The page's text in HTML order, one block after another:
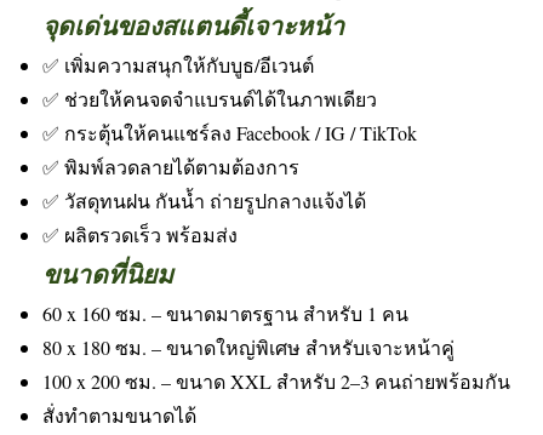
จุดเด่นของสแตนดี้เจาะหน้า
✅ เพิ่มความสนุกให้กับบูธ/อีเวนต์
✅ ช่วยให้คนจดจำแบรนด์ได้ในภาพเดียว
✅ กระตุ้นให้คนแชร์ลง Facebook / IG / TikTok
✅ พิมพ์ลวดลายได้ตามต้องการ
✅ วัสดุทนฝน กันน้ำ ถ่ายรูปกลางแจ้งได้
✅ ผลิตรวดเร็ว พร้อมส่ง
ขนาดที่นิยม
60 x 160 ซม. – ขนาดมาตรฐาน สำหรับ 1 คน
80 x 180 ซม. – ขนาดใหญ่พิเศษ สำหรับเจาะหน้าคู่
100 x 200 ซม. – ขนาด XXL สำหรับ 2–3 คนถ่ายพร้อมกัน
สั่งทำตามขนาดได้